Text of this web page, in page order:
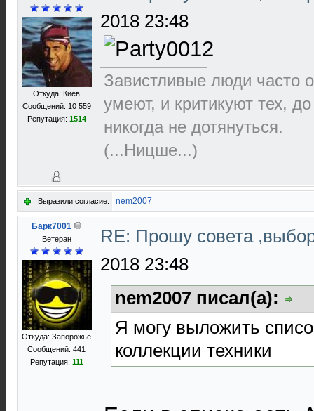
Откуда: Киев
Сообщений: 10 559
Репутация: 1514
2018 23:48
Завистливые люди часто
умеют, и критикуют тех,
никогда не дотянуться.
(...Ницше...)
Выразили согласие: nem2007
Барк7001
Ветеран
Откуда: Запорожье
Сообщений: 441
Репутация: 111
RE: Прошу совета
2018 23:48
nem2007 писал(а):
Я могу выложить
коллекции техники